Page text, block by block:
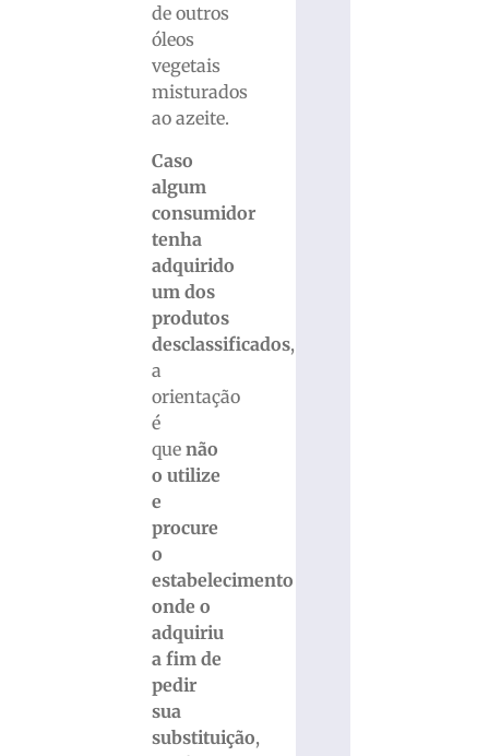
de outros
óleos
vegetais
misturados
ao azeite.
Caso
algum
consumidor
tenha
adquirido
um dos
produtos
desclassificados,
a
orientação
é
que não
o utilize
e
procure
o
estabelecimento
onde o
adquiriu
a fim de
pedir
sua
substituição,